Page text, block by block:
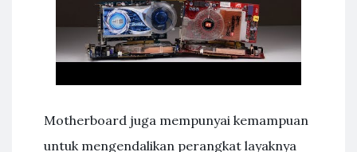
Motherboard juga mempunyai kemampuan
untuk mengendalikan perangkat layaknya